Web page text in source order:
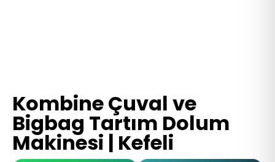
Kombine Çuval ve
Bigbag Tartım Dolum
Makinesi | Kefeli